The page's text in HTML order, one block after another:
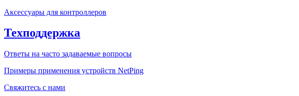
Аксессуары для контроллеров
Техподдержка
Ответы на часто задаваемые вопросы
Примеры применения устройств NetPing
Свяжитесь с нами